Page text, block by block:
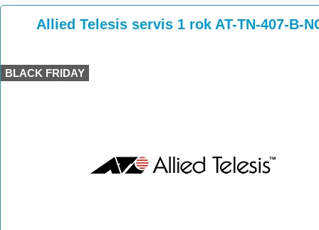
>>>
Allied Telesis servis 1 rok AT-TN-407-B-
BLACK FRIDAY